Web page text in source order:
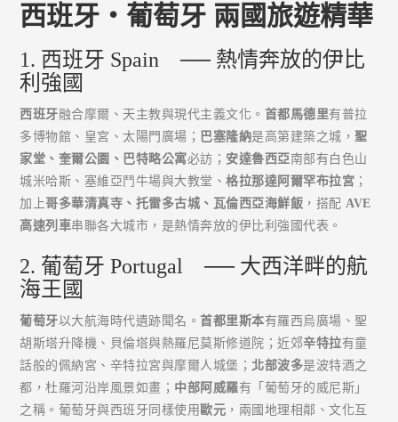
西班牙‧葡萄牙 兩國旅遊精華
1. 西班牙 Spain ── 熱情奔放的伊比
利強國
西班牙融合摩爾、天主教與現代主義文化。 首都馬德里有普拉
多博物館、皇宮、太陽門廣場； 巴塞隆納是高第建築之城，聖
家堂、奎爾公園、巴特略公寓必訪； 安達魯西亞南部有白色山
城米哈斯、塞維亞鬥牛場與大教堂、格拉那達阿爾罕布拉宮 ；
加上哥多華清真寺、托雷多古城、瓦倫西亞海鮮飯 ，搭配AVE
高速列車串聯各大城市，是熱情奔放的伊比利強國代表。
2. 葡萄牙 Portugal ── 大西洋畔的航
海王國
葡萄牙以大航海時代遺跡聞名。首都里斯本有羅西烏廣場、聖
胡斯塔升降機、貝倫塔與熱羅尼莫斯修道院；近郊辛特拉有童
話般的佩納宮、辛特拉宮與摩爾人城堡； 北部波多是波特酒之
都，杜羅河沿岸風景如畫； 中部阿威羅有「葡萄牙的威尼斯」
之稱。葡萄牙與西班牙同樣使用 歐元 ，兩國地理相鄰、文化互